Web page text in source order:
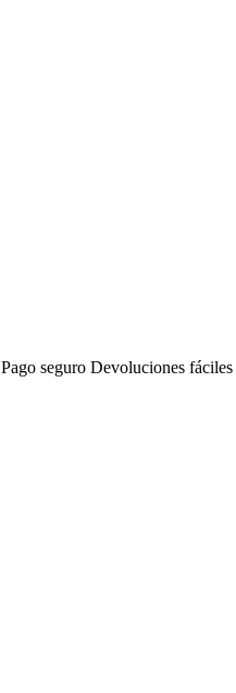
Pago seguro Devoluciones fáciles